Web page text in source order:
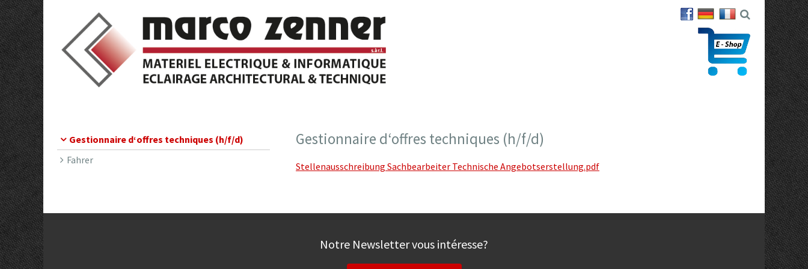
Gestionnaire d‘offres techniques (h/f/d)
Fahrer
Gestionnaire d‘offres techniques (h/f/d)
Stellenausschreibung Sachbearbeiter Technische Angebotserstellung.pdf
Notre Newsletter vous intéresse?